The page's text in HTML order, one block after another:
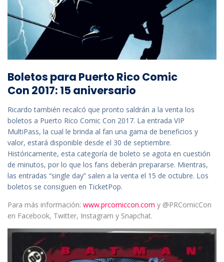
Boletos para Puerto Rico Comic
Con 2017: 15 aniversario
Ricardo también recalcó que pronto saldrán a la venta los
boletos a Puerto Rico Comic Con 2017. La entrada VIP
MultiPass, la cual le brinda al fan una gama de beneficios y
valor, estará disponible desde el 30 de septiembre.
Históricamente, esta categoría de boleto se agota en cuestión
de minutos, por lo que los fans deberán prepararse. Mientras,
las entradas “single day” salen a la venta el 15 de octubre. Los
boletos se consiguen en TicketPop.
Para más información: www.prcomiccon.com y @PRComicCon
en Facebook, Twitter, Instagram y Snapchat.